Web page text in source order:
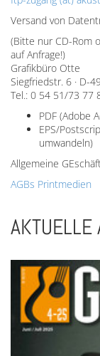
Versand von
(Bitte nur CD-Rom
auf Anfrage!)
Grafikbüro Otte
Siegfriedstr. 6 · D-
Tel.: 0 54 51/73 77
PDF (Adobe
EPS/
umwandeln)
Allgemeine
AGBs Printmedien